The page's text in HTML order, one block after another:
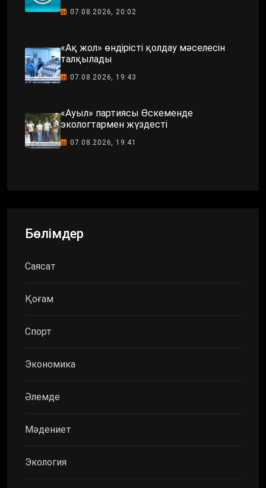
07.08.2026, 20:02
«Ақ жол» өндірісті қолдау мәселесін
талқылады
07.08.2026, 19:43
«Ауыл» партиясы Өскеменде
экологтармен жүздесті
07.08.2026, 19:41
Бөлімдер
Саясат
Қоғам
Спорт
Экономика
Әлемде
Мәдениет
Экология